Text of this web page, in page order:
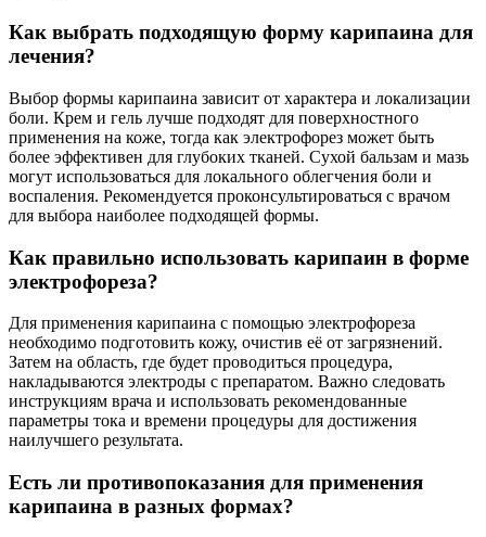
Как выбрать подходящую форму карипаина для
лечения?
Выбор формы карипаина зависит от характера и локализации
боли. Крем и гель лучше подходят для поверхностного
применения на коже, тогда как электрофорез может быть
более эффективен для глубоких тканей. Сухой бальзам и мазь
могут использоваться для локального облегчения боли и
воспаления. Рекомендуется проконсультироваться с врачом
для выбора наиболее подходящей формы.
Как правильно использовать карипаин в форме
электрофореза?
Для применения карипаина с помощью электрофореза
необходимо подготовить кожу, очистив её от загрязнений.
Затем на область, где будет проводиться процедура,
накладываются электроды с препаратом. Важно следовать
инструкциям врача и использовать рекомендованные
параметры тока и времени процедуры для достижения
наилучшего результата.
Есть ли противопоказания для применения
карипаина в разных формах?